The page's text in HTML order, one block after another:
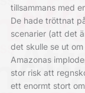
tillsammans med
De hade tröttnat
scenarier (att det
det skulle se ut
Amazonas
stor risk att
ett enormt stort